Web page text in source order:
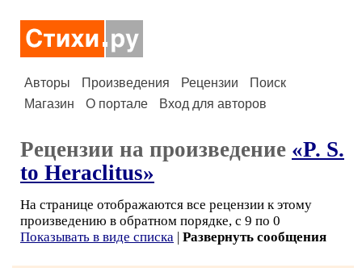
Авторы Произведения Рецензии
Поиск
Магазин
О портале Вход для авторов
Рецензии на произведение «P. S.
to Heraclitus»
На странице отображаются все рецензии к этому
произведению в обратном порядке, с 9 по 0
Показывать в виде списка | Развернуть сообщения